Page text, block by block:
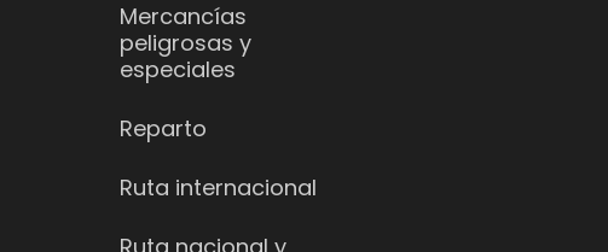
Mercancías
peligrosas y
especiales
Reparto
Ruta internacional